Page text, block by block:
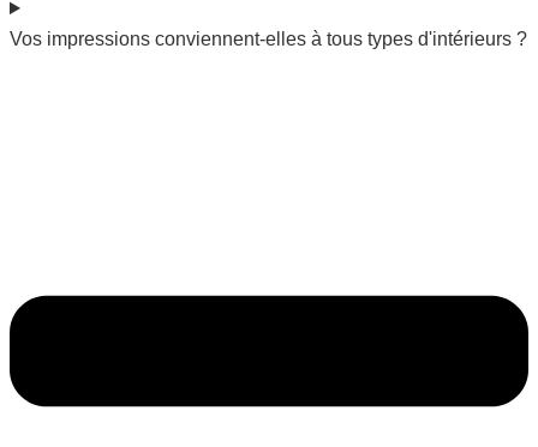
Vos impressions conviennent-elles à tous types d'intérieurs ?